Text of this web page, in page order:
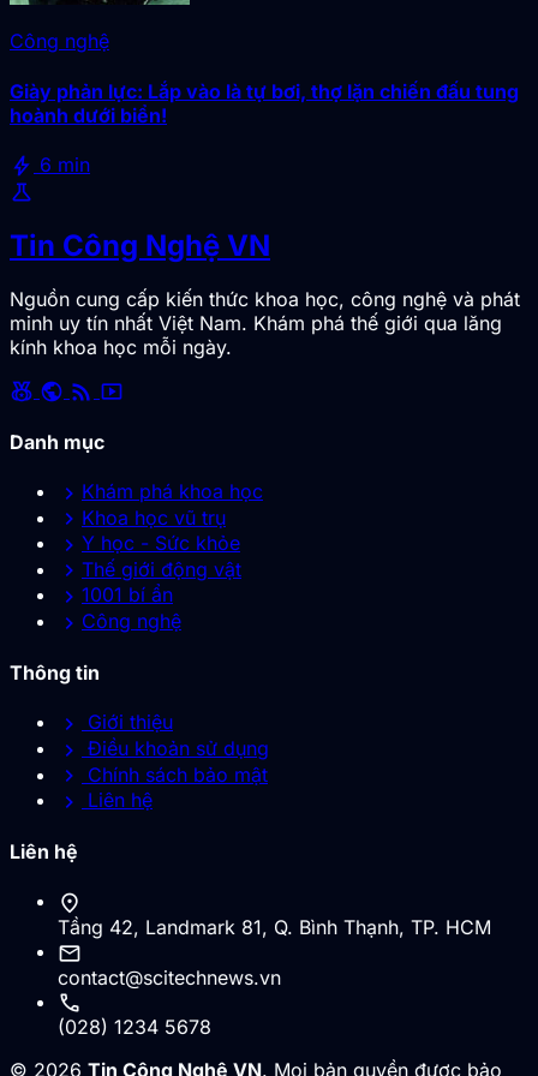
Công nghệ
Giày phản lực: Lắp vào là tự bơi, thợ lặn chiến đấu tung
hoành dưới biển!
bolt 6 min
science
Tin Công Nghệ VN
Nguồn cung cấp kiến thức khoa học, công nghệ và phát
minh uy tín nhất Việt Nam. Khám phá thế giới qua lăng
kính khoa học mỗi ngày.
social_leaderboard public rss_feed smart_display
Danh mục
chevron_right Khám phá khoa học
chevron_right Khoa học vũ trụ
chevron_right Y học - Sức khỏe
chevron_right Thế giới động vật
chevron_right 1001 bí ẩn
chevron_right Công nghệ
Thông tin
chevron_right Giới thiệu
chevron_right Điều khoản sử dụng
chevron_right Chính sách bảo mật
chevron_right Liên hệ
Liên hệ
location_on
Tầng 42, Landmark 81, Q. Bình Thạnh, TP. HCM
mail
contact@scitechnews.vn
call
(028) 1234 5678
© 2026 Tin Công Nghệ VN. Mọi bản quyền được bảo